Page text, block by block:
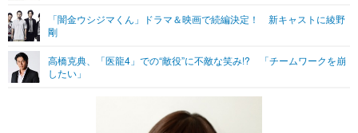
ショッピング その他
プッシュ通知の停止方法
「闇金ウシジマくん」ドラマ＆映画で続編決定！ 新キャストに綾野
剛
高橋克典、「医龍4」での“敵役”に不敵な笑み!? 「チームワークを崩
したい」